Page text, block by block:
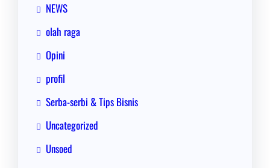
NEWS
olah raga
Opini
profil
Serba-serbi & Tips Bisnis
Uncategorized
Unsoed